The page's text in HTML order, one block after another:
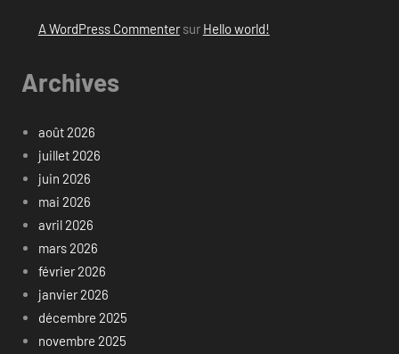
A WordPress Commentersur Hello world!
Archives
août 2026
juillet 2026
juin 2026
mai 2026
avril 2026
mars 2026
février 2026
janvier 2026
décembre 2025
novembre 2025